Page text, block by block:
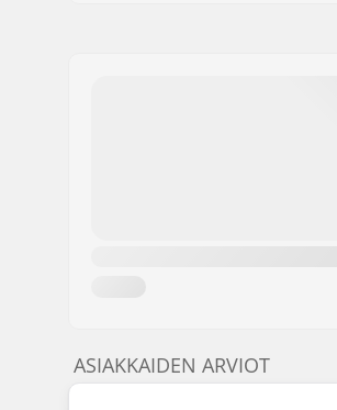
ASIAKKAIDEN ARVIOT